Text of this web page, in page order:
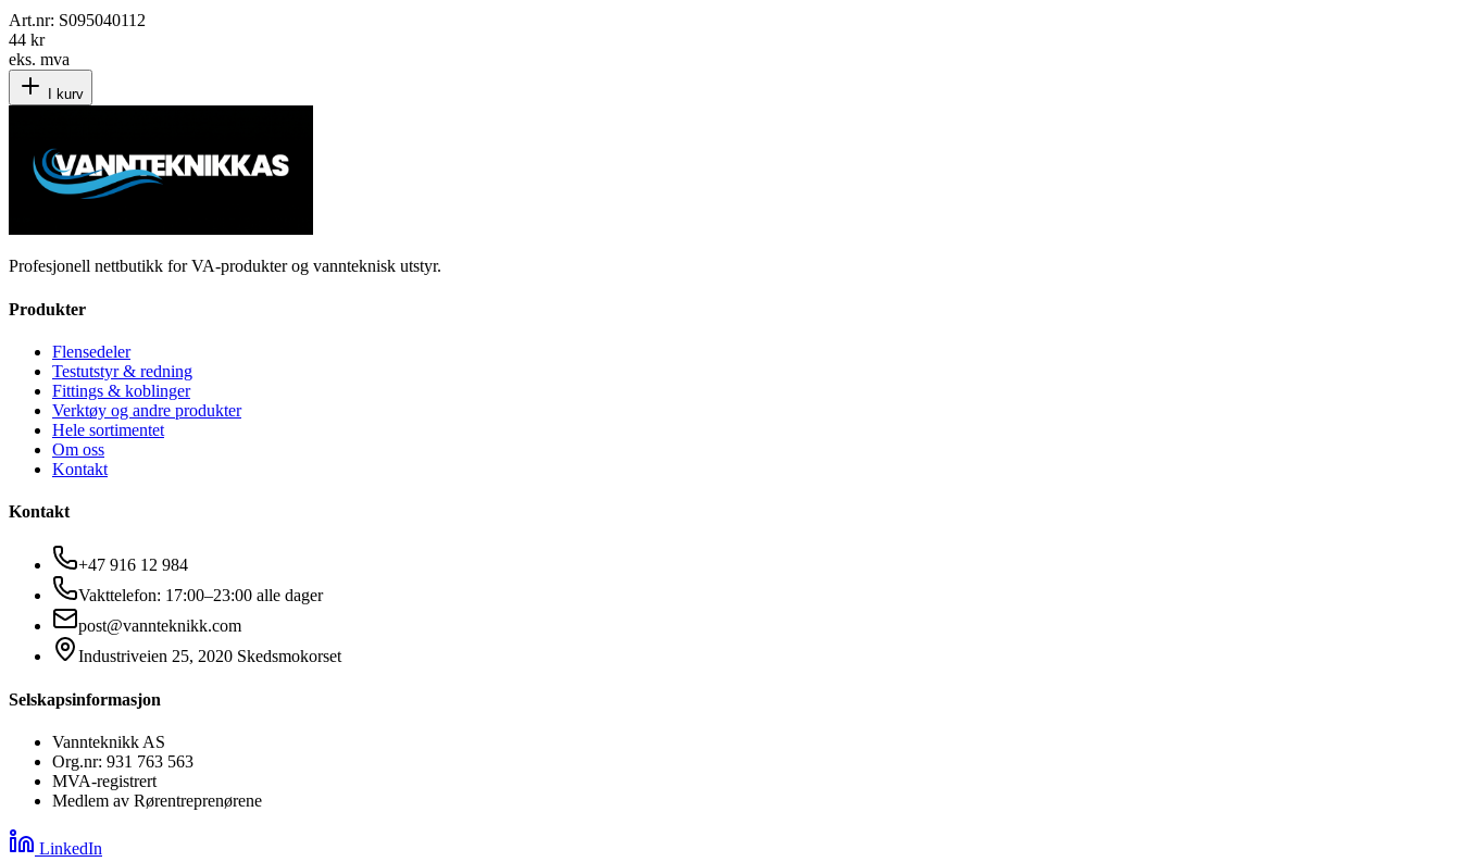
Art.nr: S095040112
44 kr
eks. mva
I kurv
Profesjonell nettbutikk for VA-produkter og vannteknisk utstyr.
Produkter
Flensedeler
Testutstyr & redning
Fittings & koblinger
Verktøy og andre produkter
Hele sortimentet
Om oss
Kontakt
Kontakt
+47 916 12 984
Vakttelefon: 17:00–23:00 alle dager
post@vannteknikk.com
Industriveien 25, 2020 Skedsmokorset
Selskapsinformasjon
Vannteknikk AS
Org.nr: 931 763 563
MVA-registrert
Medlem av Rørentreprenørene
LinkedIn